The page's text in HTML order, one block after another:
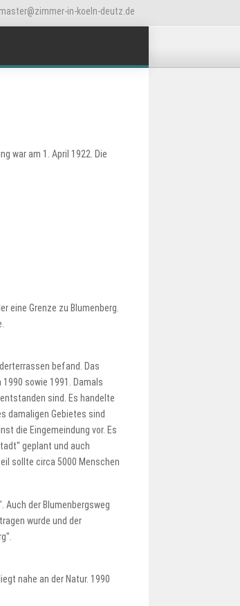
in-koeln-deutz.de
war am 1. April 1922. Die
eine Grenze zu Blumenberg.
befand. Das
sowie 1991. Damals
sind. Es handelte
damaligen Gebietes sind
die Eingemeindung vor. Es
geplant und auch
sollte circa 5000 Menschen
Auch der Blumenbergsweg
wurde und der
nahe an der Natur. 1990